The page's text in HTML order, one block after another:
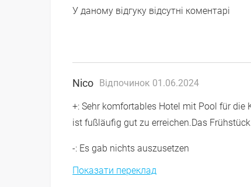
У даному відгуку відсутні коментарі
Nico Відпочинок 01.06.2024
+: Sehr komfortables Hotel mit Pool für
ist fußläufig gut zu erreichen.Das
-: Es gab nichts auszusetzen
Показати переклад